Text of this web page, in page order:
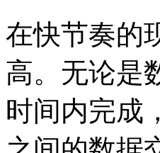
在快节奏的
高。无论是
时间内完成